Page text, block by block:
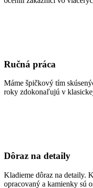
Ručná práca
Máme špičkový tím
roky zdokonaľujú v
Dôraz na detaily
Kladieme dôraz na detaily.
opracovaný a kamienky sú